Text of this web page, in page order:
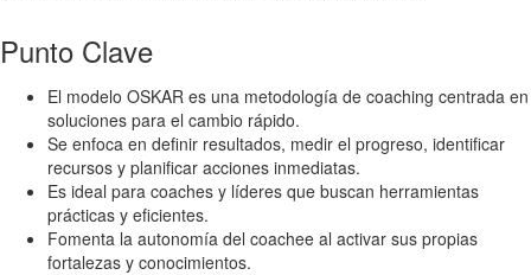
Punto Clave
El modelo OSKAR es una metodología de coaching centrada en
soluciones para el cambio rápido.
Se enfoca en definir resultados, medir el progreso, identificar
recursos y planificar acciones inmediatas.
Es ideal para coaches y líderes que buscan herramientas
prácticas y eficientes.
Fomenta la autonomía del coachee al activar sus propias
fortalezas y conocimientos.